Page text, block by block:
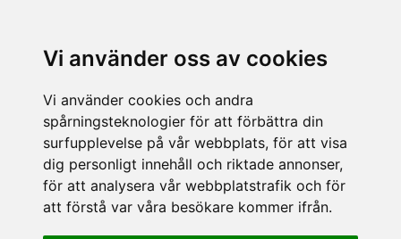
Vi använder oss av cookies
Vi använder cookies och andra
spårningsteknologier för att förbättra din
surfupplevelse på vår webbplats, för att visa
dig personligt innehåll och riktade annonser,
för att analysera vår webbplatstrafik och för
att förstå var våra besökare kommer ifrån.